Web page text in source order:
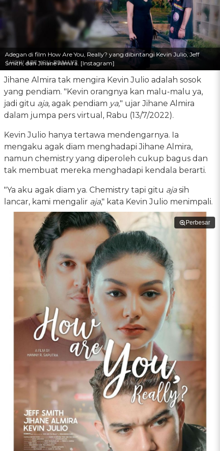
Adegan di film How Are You, Really? yang dibintangi Kevin Julio, Jeff
Smith, dan Jihane Almira. [Instagram]
Jihane Almira tak mengira Kevin Julio adalah sosok
yang pendiam. "Kevin orangnya kan malu-malu ya,
jadi gitu aja, agak pendiam ya," ujar Jihane Almira
dalam jumpa pers virtual, Rabu (13/7/2022).
Kevin Julio hanya tertawa mendengarnya. Ia
mengaku agak diam menghadapi Jihane Almira,
namun chemistry yang diperoleh cukup bagus dan
tak membuat mereka menghadapi kendala berarti.
"Ya aku agak diam ya. Chemistry tapi gitu ajasih
lancar, kami mengalir aja," kata Kevin Julio menimpali.
Perbesar